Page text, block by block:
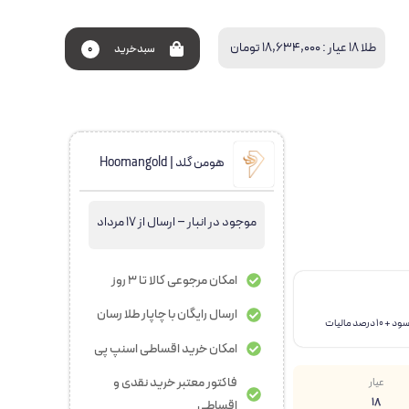
طلا 18 عیار : 18,634,000 تومان سبد‌خرید 0
عیار
18
هومن گلد | Hoomangold
موجود در انبار – ارسال از 17 مرداد
امکان مرجوعی کالا تا 3 روز
ارسال رایگان با چاپار طلا رسان
امکان خرید اقساطی اسنپ پی
فاکتور معتبر خرید نقدی و